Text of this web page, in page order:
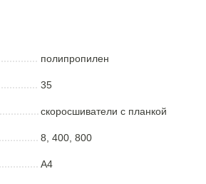
полипропилен
35
скоросшиватели с планкой
8, 400, 800
A4